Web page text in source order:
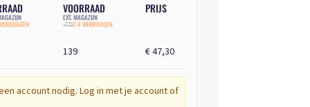
VOORRAAD
EXT. MAGAZIJN
2-4 WERKDAGEN
PRIJS
139 € 47,30
account nodig. Log in met je account of